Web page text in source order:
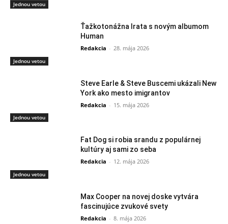
Jednou vetou
Jednou vetou
Ťažkotonážna Irata s novým albumom
Human
Redakcia - 28. mája 2026
Jednou vetou
Steve Earle & Steve Buscemi ukázali New
York ako mesto imigrantov
Redakcia - 15. mája 2026
Jednou vetou
Fat Dog si robia srandu z populárnej
kultúry aj sami zo seba
Redakcia - 12. mája 2026
Max Cooper na novej doske vytvára
fascinujúce zvukové svety
Redakcia - 8. mája 2026